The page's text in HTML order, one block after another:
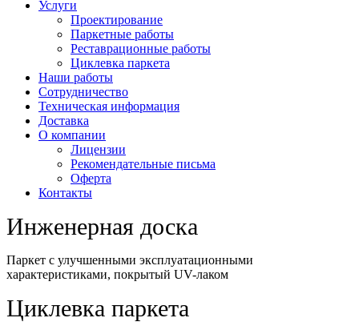
Услуги
Проектирование
Паркетные работы
Реставрационные работы
Циклевка паркета
Наши работы
Сотрудничество
Техническая информация
Доставка
О компании
Лицензии
Рекомендательные письма
Оферта
Контакты
Инженерная доска
Паркет с улучшенными эксплуатационными
характеристиками, покрытый UV-лаком
Циклевка паркета